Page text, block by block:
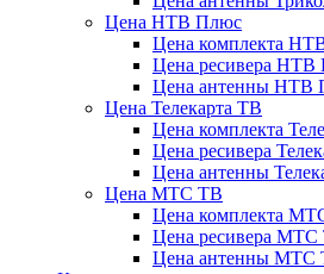
Цена НТВ Плюс
Цена комплекта
Цена ресивера НТВ
Цена антенны НТВ
Цена Телекарта ТВ
Цена комплекта
Цена ресивера
Цена антенны
Цена МТС ТВ
Цена комплекта
Цена ресивера МТС
Цена антенны МТС